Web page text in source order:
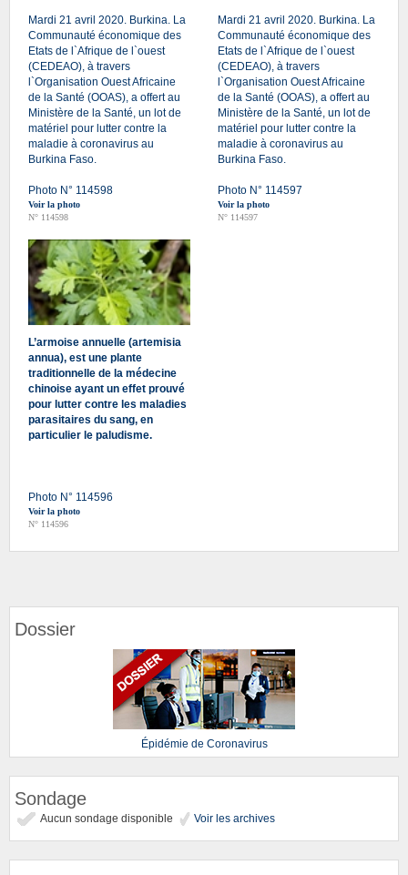
Mardi 21 avril 2020. Burkina. La
Communauté économique des
Etats de l`Afrique de l`ouest
(CEDEAO), à travers
l`Organisation Ouest Africaine
de la Santé (OOAS), a offert au
Ministère de la Santé, un lot de
matériel pour lutter contre la
maladie à coronavirus au
Burkina Faso.
Photo N° 114598
Voir la photo
N° 114598
Mardi 21 avril 2020. Burkina. La
Communauté économique des
Etats de l`Afrique de l`ouest
(CEDEAO), à travers
l`Organisation Ouest Africaine
de la Santé (OOAS), a offert au
Ministère de la Santé, un lot de
matériel pour lutter contre la
maladie à coronavirus au
Burkina Faso.
Photo N° 114597
Voir la photo
N° 114597
L’armoise annuelle (artemisia
annua), est une plante
traditionnelle de la médecine
chinoise ayant un effet prouvé
pour lutter contre les maladies
parasitaires du sang, en
particulier le paludisme.
Photo N° 114596
Voir la photo
N° 114596
Dossier
Épidémie de Coronavirus
Sondage
Aucun sondage disponible Voir les archives